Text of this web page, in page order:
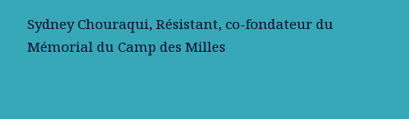
Sydney Chouraqui, Résistant, co-fondateur du
Mémorial du Camp des Milles